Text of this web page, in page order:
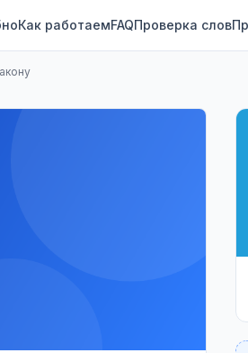
Как работаемFAQПроверка слов